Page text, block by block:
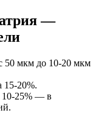
—
50 мкм до 10-20 мкм
15-20%.
10-25% — в